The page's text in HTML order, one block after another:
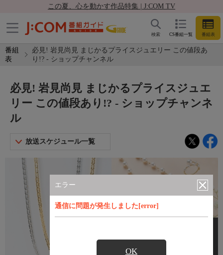
この夏、心を動かす作品特集 | J:COM TV
CS番組一覧 番組表
検索
番組
表
必見! 岩見尚見 まじかるプライスジュエリー この値段あ
り!? - ショップチャンネル
エラー
通信に問題が発生しました[error]
OK
必見! 岩見尚見 まじかるプライスジュエ
リー この値段あり!? - ショップチャンネ
ル
放送スケジュール一覧